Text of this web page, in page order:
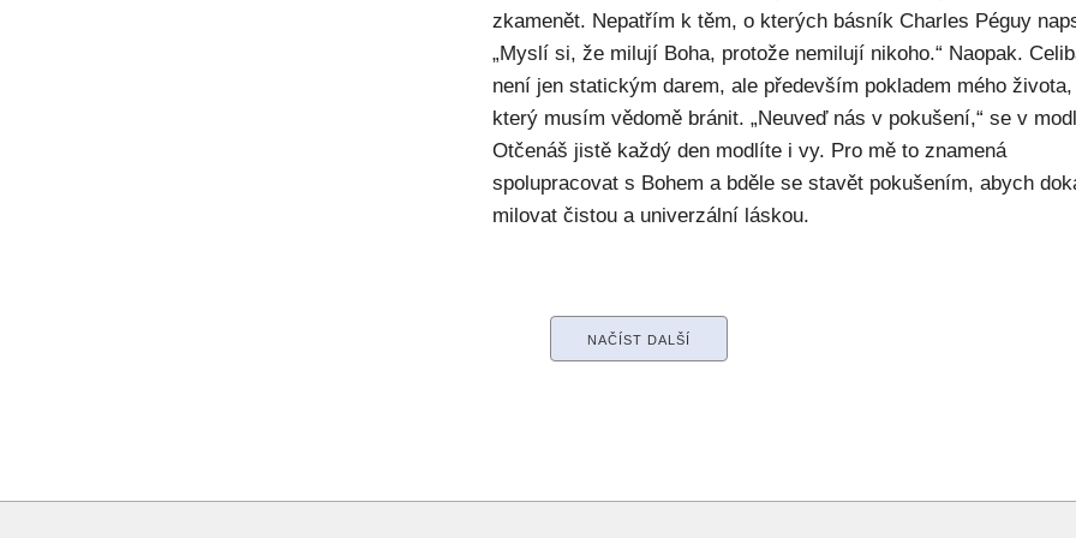
zkamenět. Nepatřím k těm, o kterých básník Charles Péguy
„Myslí si, že milují Boha, protože nemilují nikoho.“ Naopak.
není jen statickým darem, ale především pokladem mého života,
který musím vědomě bránit. „Neuveď nás v pokušení,“ se v
Otčenáš jistě každý den modlíte i vy. Pro mě to znamená
spolupracovat s Bohem a bděle se stavět pokušením, abych
milovat čistou a univerzální láskou.
NAČÍST DALŠÍ